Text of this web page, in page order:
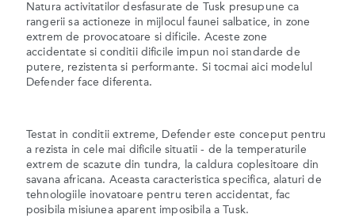
Natura activitatilor desfasurate de Tusk presupune ca
rangerii sa actioneze in mijlocul faunei salbatice, in zone
extrem de provocatoare si dificile. Aceste zone
accidentate si conditii dificile impun noi standarde de
putere, rezistenta si performante. Si tocmai aici modelul
Defender face diferenta.
Testat in conditii extreme, Defender este conceput pentru
a rezista in cele mai dificile situatii - de la temperaturile
extrem de scazute din tundra, la caldura coplesitoare din
savana africana. Aceasta caracteristica specifica, alaturi de
tehnologiile inovatoare pentru teren accidentat, fac
posibila misiunea aparent imposibila a Tusk.